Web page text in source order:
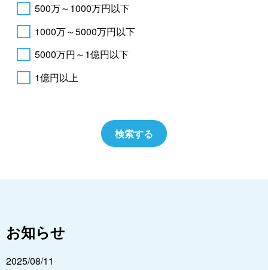
500万～1000万円以下
1000万～5000万円以下
5000万円～1億円以下
1億円以上
お知らせ
2025/08/11